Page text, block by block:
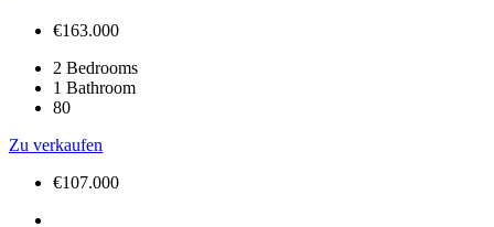
€163.000
2 Bedrooms
1 Bathroom
80
Zu verkaufen
€107.000